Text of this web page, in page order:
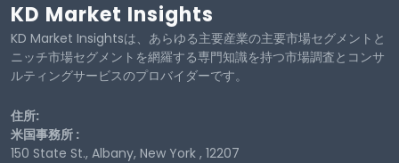
KD Market Insights
KD Market Insightsは、あらゆる主要産業の主要市場セグメントと
ニッチ市場セグメントを網羅する専門知識を持つ市場調査とコンサ
ルティングサービスのプロバイダーです。
住所:
米国事務所 :
150 State St., Albany, New York , 12207